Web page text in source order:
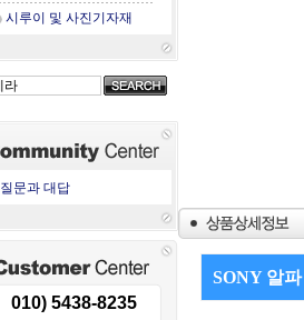
시루이 및 사진기자재
질문과 대답
010) 5438-8235
SONY 알